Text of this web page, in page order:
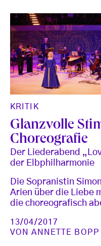
KRITIK
Glanzvolle
Choreografie
Der Liederabend
der Elbphilharmonie
Die Sopranistin
Arien über die Liebe
die choreografisch
13/04/2017
VONANNETTE BOPP